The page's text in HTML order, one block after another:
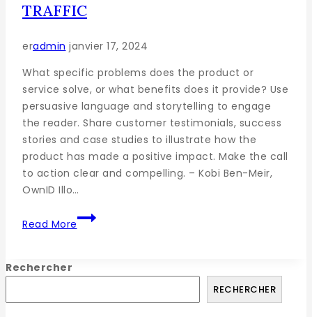
TRAFFIC
eradmin janvier 17, 2024
What specific problems does the product or
service solve, or what benefits does it provide? Use
persuasive language and storytelling to engage
the reader. Share customer testimonials, success
stories and case studies to illustrate how the
product has made a positive impact. Make the call
to action clear and compelling. – Kobi Ben-Meir,
OwnID Illo…
Read More
Rechercher
RECHERCHER